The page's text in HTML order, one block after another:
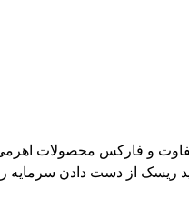
ریسک از دست دادن سرمایه